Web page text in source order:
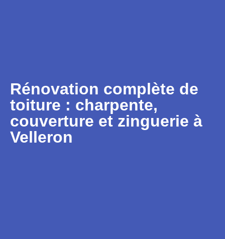
Rénovation complète de
toiture : charpente,
couverture et zinguerie à
Velleron